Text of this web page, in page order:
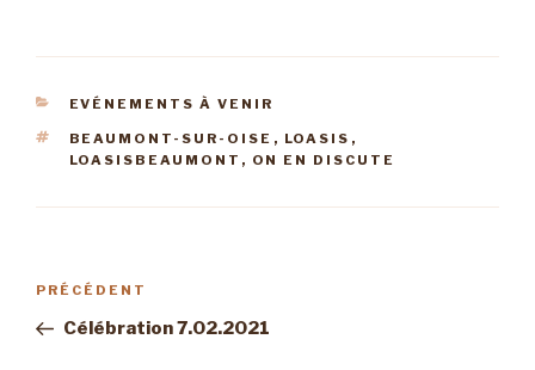
CATÉGORIES
EVÉNEMENTS À VENIR
ÉTIQUETTES
BEAUMONT-SUR-OISE , LOASIS ,
LOASISBEAUMONT , ON EN DISCUTE
Navigation
l’article
Article
précédent
PRÉCÉDENT
Célébration 7.02.2021